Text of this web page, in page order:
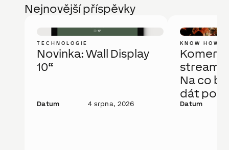
Nejnovější příspěvky
TECHNOLOGIE
Novinka: Wall Display
10“
Datum 4 srpna, 2026
KNOW HOW
Na co
dát
Datum